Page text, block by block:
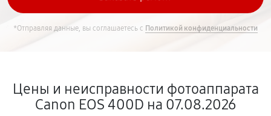
*Отправляя данные, вы соглашаетесь с Политикой конфиденциальности
Цены и неисправности фотоаппарата
Canon EOS 400D на 07.08.2026